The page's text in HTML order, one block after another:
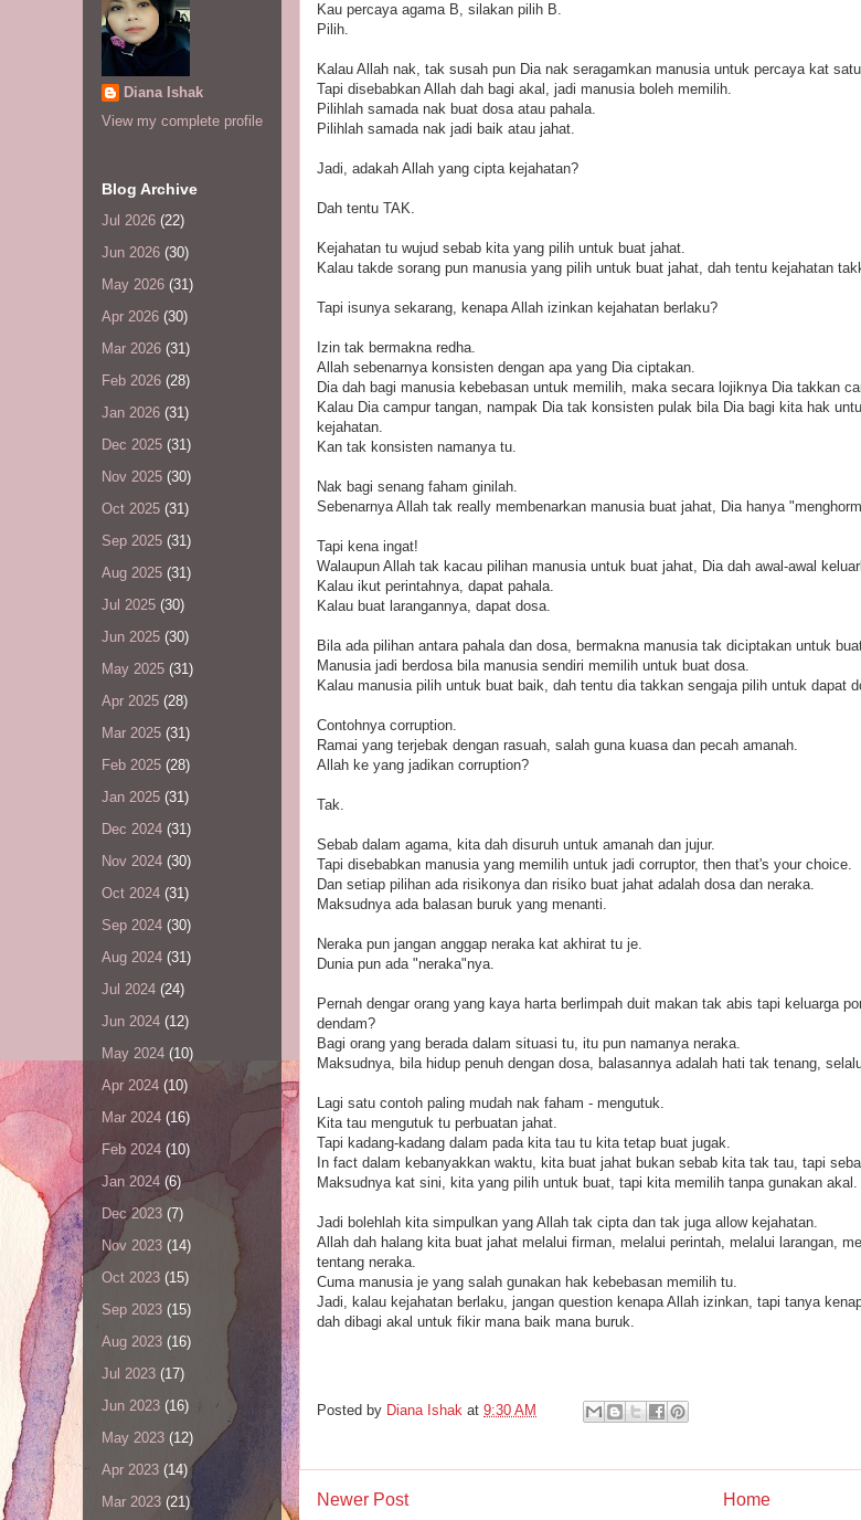
Kau percaya agama B, silakan pilih B.
Pilih.
Kalau Allah nak, tak susah pun Dia nak seragamkan manusia untuk percaya kat
Tapi disebabkan Allah dah bagi akal, jadi manusia boleh memilih.
Pilihlah samada nak buat dosa atau pahala.
Pilihlah samada nak jadi baik atau jahat.
Jadi, adakah Allah yang cipta kejahatan?
Dah tentu TAK.
Kejahatan tu wujud sebab kita yang pilih untuk buat jahat.
Kalau takde sorang pun manusia yang pilih untuk buat jahat, dah tentu kejahatan
Tapi isunya sekarang, kenapa Allah izinkan kejahatan berlaku?
Izin tak bermakna redha.
Allah sebenarnya konsisten dengan apa yang Dia ciptakan.
Dia dah bagi manusia kebebasan untuk memilih, maka secara lojiknya Dia takkan
Kalau Dia campur tangan, nampak Dia tak konsisten pulak bila Dia bagi kita hak
kejahatan.
Kan tak konsisten namanya tu.
Nak bagi senang faham ginilah.
Sebenarnya Allah tak really membenarkan manusia buat jahat, Dia hanya
Tapi kena ingat!
Walaupun Allah tak kacau pilihan manusia untuk buat jahat, Dia dah awal-awal
Kalau ikut perintahnya, dapat pahala.
Kalau buat larangannya, dapat dosa.
Bila ada pilihan antara pahala dan dosa, bermakna manusia tak diciptakan untuk
Manusia jadi berdosa bila manusia sendiri memilih untuk buat dosa.
Kalau manusia pilih untuk buat baik, dah tentu dia takkan sengaja pilih untuk dapat
Contohnya corruption.
Ramai yang terjebak dengan rasuah, salah guna kuasa dan pecah amanah.
Allah ke yang jadikan corruption?
Tak.
Sebab dalam agama, kita dah disuruh untuk amanah dan jujur.
Tapi disebabkan manusia yang memilih untuk jadi corruptor, then that's your choice.
Dan setiap pilihan ada risikonya dan risiko buat jahat adalah dosa dan neraka.
Maksudnya ada balasan buruk yang menanti.
Neraka pun jangan anggap neraka kat akhirat tu je.
Dunia pun ada "neraka"nya.
Pernah dengar orang yang kaya harta berlimpah duit makan tak abis tapi keluarga
dendam?
Bagi orang yang berada dalam situasi tu, itu pun namanya neraka.
Maksudnya, bila hidup penuh dengan dosa, balasannya adalah hati tak tenang,
Lagi satu contoh paling mudah nak faham - mengutuk.
Kita tau mengutuk tu perbuatan jahat.
Tapi kadang-kadang dalam pada kita tau tu kita tetap buat jugak.
In fact dalam kebanyakkan waktu, kita buat jahat bukan sebab kita tak tau, tapi
Maksudnya kat sini, kita yang pilih untuk buat, tapi kita memilih tanpa gunakan akal.
Jadi bolehlah kita simpulkan yang Allah tak cipta dan tak juga allow kejahatan.
Allah dah halang kita buat jahat melalui firman, melalui perintah, melalui larangan,
tentang neraka.
Cuma manusia je yang salah gunakan hak kebebasan memilih tu.
Jadi, kalau kejahatan berlaku, jangan question kenapa Allah izinkan, tapi tanya
dah dibagi akal untuk fikir mana baik mana buruk.
Posted by Diana Ishak at 9:30 AM
Newer Post Home
Diana Ishak
View my complete profile
Blog Archive
Jul 2026 (22)
Jun 2026 (30)
May 2026 (31)
Apr 2026 (30)
Mar 2026 (31)
Feb 2026 (28)
Jan 2026 (31)
Dec 2025 (31)
Nov 2025 (30)
Oct 2025 (31)
Sep 2025 (31)
Aug 2025 (31)
Jul 2025 (30)
Jun 2025 (30)
May 2025 (31)
Apr 2025 (28)
Mar 2025 (31)
Feb 2025 (28)
Jan 2025 (31)
Dec 2024 (31)
Nov 2024 (30)
Oct 2024 (31)
Sep 2024 (30)
Aug 2024 (31)
Jul 2024 (24)
Jun 2024 (12)
May 2024 (10)
Apr 2024 (10)
Mar 2024 (16)
Feb 2024 (10)
Jan 2024 (6)
Dec 2023 (7)
Nov 2023 (14)
Oct 2023 (15)
Sep 2023 (15)
Aug 2023 (16)
Jul 2023 (17)
Jun 2023 (16)
May 2023 (12)
Apr 2023 (14)
Mar 2023 (21)